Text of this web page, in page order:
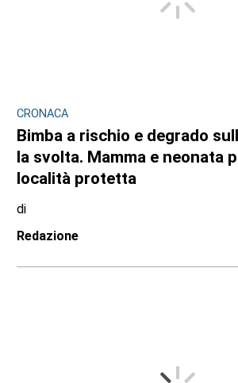
CRONACA
Bimba a rischio e degrado
la svolta. Mamma e neonata
località protetta
di
Redazione